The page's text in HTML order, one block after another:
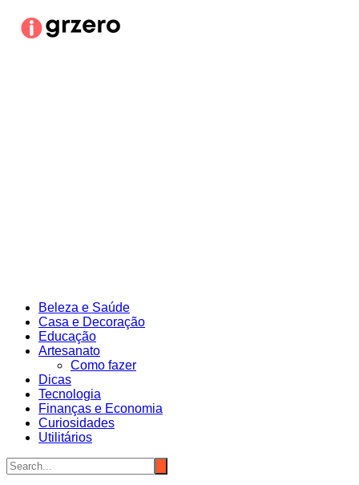
para
Beleza e Saúde
Casa e Decoração
Educação
Artesanato
Como fazer
Dicas
Tecnologia
Finanças e Economia
Curiosidades
Utilitários